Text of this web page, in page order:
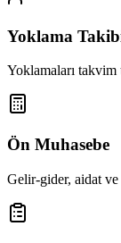
Yoklama
Yoklamaları
Ön Muhasebe
Gelir-gider, aidat